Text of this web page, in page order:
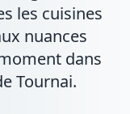
les cuisines
nuances
dans
Tournai.